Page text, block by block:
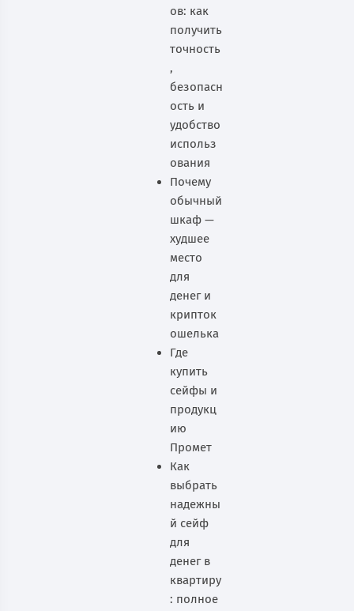
ов: как
получить
точность
,
безопасн
ость и
удобство
использ
ования
Почему
обычный
шкаф —
худшее
место
для
денег и
крипток
ошелька
Где
купить
сейфы и
продукц
ию
Промет
Как
выбрать
надежны
й сейф
для
денег в
квартиру
: полное